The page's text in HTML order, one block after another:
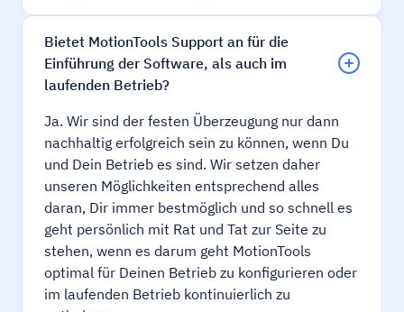
Bietet MotionTools Support an für die
Einführung der Software, als auch im
laufenden Betrieb?
Ja. Wir sind der festen Überzeugung nur dann
nachhaltig erfolgreich sein zu können, wenn Du
und Dein Betrieb es sind. Wir setzen daher
unseren Möglichkeiten entsprechend alles
daran, Dir immer bestmöglich und so schnell es
geht persönlich mit Rat und Tat zur Seite zu
stehen, wenn es darum geht MotionTools
optimal für Deinen Betrieb zu konfigurieren oder
im laufenden Betrieb kontinuierlich zu